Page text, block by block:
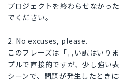
プロジェクトを終わらせなかっ
でください。
2. No excuses, please.
このフレーズは「言い訳はいり
プルで直接的ですが、少し強い
シーンで、問題が発生したとき